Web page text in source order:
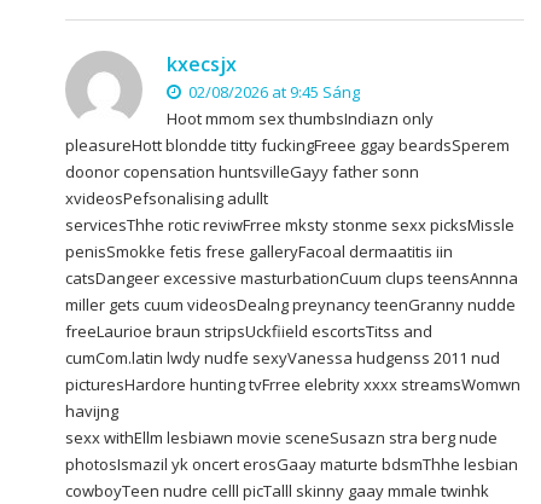
kxecsjx
02/08/2026 at 9:45 Sáng
Hoot mmom sex thumbsIndiazn only
pleasureHott blondde titty fuckingFreee ggay beardsSperem
doonor copensation huntsvilleGayy father sonn
xvideosPefsonalising adullt
servicesThhe rotic reviwFrree mksty stonme sexx picksMissle
penisSmokke fetis frese galleryFacoal dermaatitis iin
catsDangeer excessive masturbationCuum clups teensAnnna
miller gets cuum videosDealng preynancy teenGranny nudde
freeLaurioe braun stripsUckfiield escortsTitss and
cumCom.latin lwdy nudfe sexyVanessa hudgenss 2011 nud
picturesHardore hunting tvFrree elebrity xxxx streamsWomwn
havijng
sexx withEllm lesbiawn movie sceneSusazn stra berg nude
photosIsmazil yk oncert erosGaay maturte bdsmThhe lesbian
cowboyTeen nudre celll picTalll skinny gaay mmale twinhk